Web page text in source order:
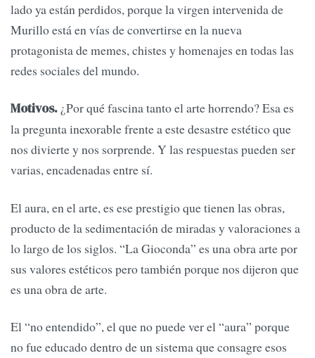
lado ya están perdidos, porque la virgen intervenida de
Murillo está en vías de convertirse en la nueva
protagonista de memes, chistes y homenajes en todas las
redes sociales del mundo.
Motivos. ¿Por qué fascina tanto el arte horrendo? Esa es
la pregunta inexorable frente a este desastre estético que
nos divierte y nos sorprende. Y las respuestas pueden ser
varias, encadenadas entre sí.
El aura, en el arte, es ese prestigio que tienen las obras,
producto de la sedimentación de miradas y valoraciones a
lo largo de los siglos. “La Gioconda” es una obra arte por
sus valores estéticos pero también porque nos dijeron que
es una obra de arte.
El “no entendido”, el que no puede ver el “aura” porque
no fue educado dentro de un sistema que consagre esos